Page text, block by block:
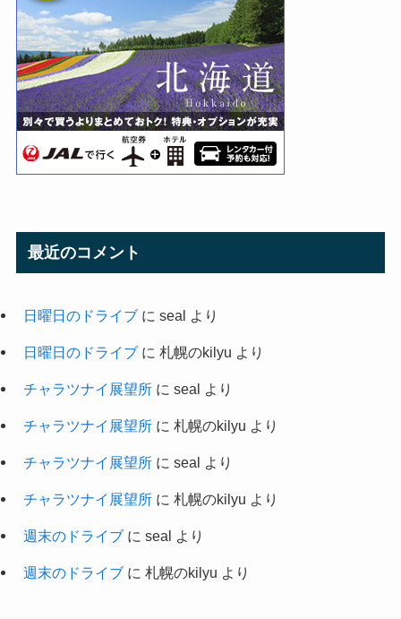
最近のコメント
日曜日のドライブに seal より
日曜日のドライブに 札幌のkilyu より
チャラツナイ展望所に seal より
チャラツナイ展望所に 札幌のkilyu より
チャラツナイ展望所に seal より
チャラツナイ展望所に 札幌のkilyu より
週末のドライブに seal より
週末のドライブに 札幌のkilyu より